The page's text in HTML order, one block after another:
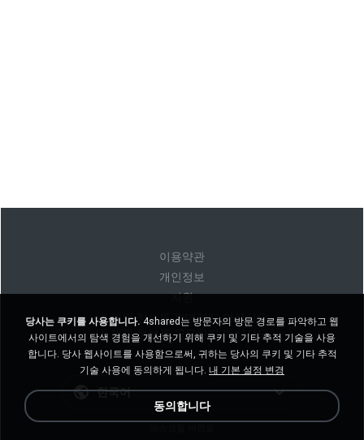
이용약관
개인정보
지원
내 개인 정보를 판매하지 마십시오
내 개인 정보를 공유하지 마십시오
한국어
당사는 쿠키를 사용합니다. 4shared는 방문자의 방문 경로를 파악하고 웹
사이트에서의 탐색 경험을 개선하기 위해 쿠키 및 기타 추적 기술을 사용
합니다. 당사 웹사이트를 사용함으로써, 귀하는 당사의 쿠키 및 기타 추적
기술 사용에 동의하게 됩니다. 내 기본 설정 변경
동의합니다